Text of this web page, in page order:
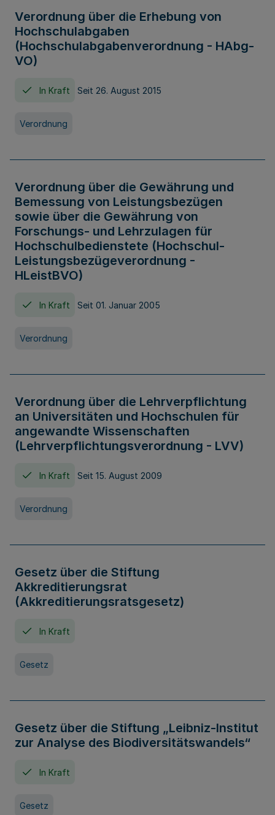
Verordnung über die Erhebung von
Hochschulabgaben
(Hochschulabgabenverordnung - HAbg-
VO)
In Kraft Seit 26. August 2015
Verordnung
Verordnung über die Gewährung und
Bemessung von Leistungsbezügen
sowie über die Gewährung von
Forschungs- und Lehrzulagen für
Hochschulbedienstete (Hochschul-
Leistungsbezügeverordnung -
HLeistBVO)
In Kraft Seit 01. Januar 2005
Verordnung
Verordnung über die Lehrverpflichtung
an Universitäten und Hochschulen für
angewandte Wissenschaften
(Lehrverpflichtungsverordnung - LVV)
In Kraft Seit 15. August 2009
Verordnung
Gesetz über die Stiftung
Akkreditierungsrat
(Akkreditierungsratsgesetz)
In Kraft
Gesetz
Gesetz über die Stiftung „Leibniz-Institut
zur Analyse des Biodiversitätswandels“
In Kraft
Gesetz